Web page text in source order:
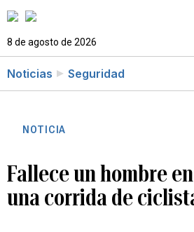
8 de agosto de 2026
Noticias Seguridad
NOTICIA
Fallece un hombre
una corrida de